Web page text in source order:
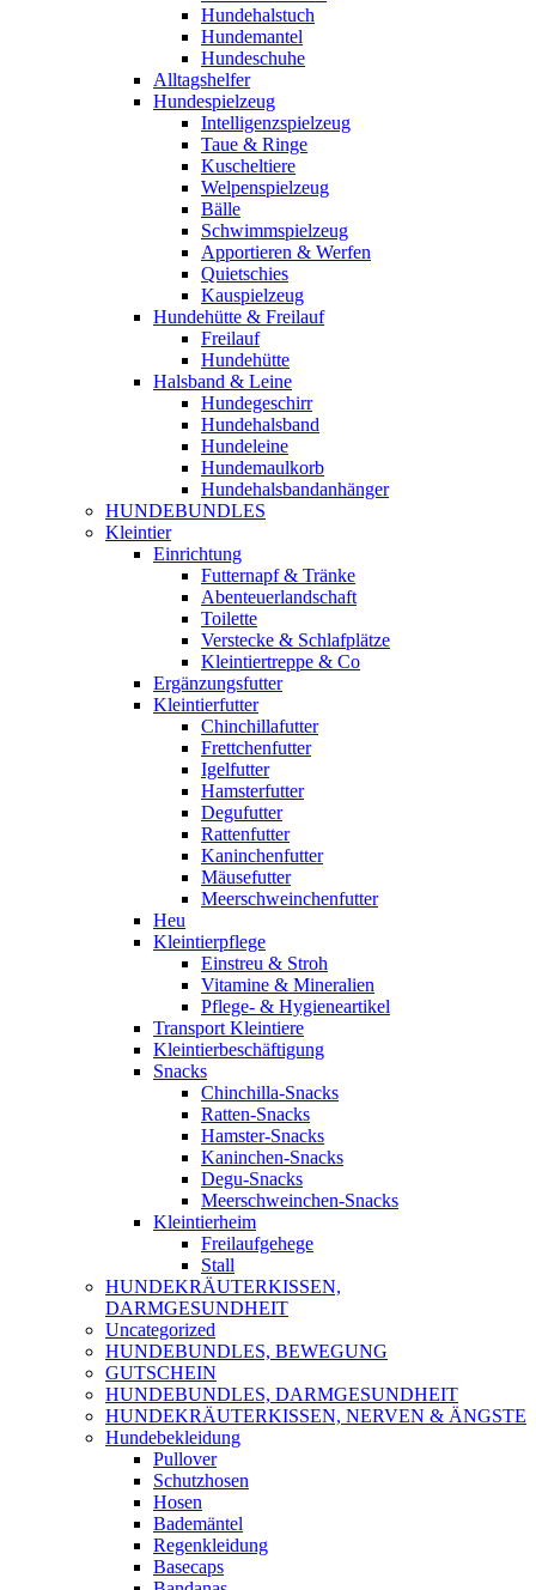
Hundehalstuch
Hundemantel
Hundeschuhe
Alltagshelfer
Hundespielzeug
Intelligenzspielzeug
Taue & Ringe
Kuscheltiere
Welpenspielzeug
Bälle
Schwimmspielzeug
Apportieren & Werfen
Quietschies
Kauspielzeug
Hundehütte & Freilauf
Freilauf
Hundehütte
Halsband & Leine
Hundegeschirr
Hundehalsband
Hundeleine
Hundemaulkorb
Hundehalsbandanhänger
HUNDEBUNDLES
Kleintier
Einrichtung
Futternapf & Tränke
Abenteuerlandschaft
Toilette
Verstecke & Schlafplätze
Kleintiertreppe & Co
Ergänzungsfutter
Kleintierfutter
Chinchillafutter
Frettchenfutter
Igelfutter
Hamsterfutter
Degufutter
Rattenfutter
Kaninchenfutter
Mäusefutter
Meerschweinchenfutter
Heu
Kleintierpflege
Einstreu & Stroh
Vitamine & Mineralien
Pflege- & Hygieneartikel
Transport Kleintiere
Kleintierbeschäftigung
Snacks
Chinchilla-Snacks
Ratten-Snacks
Hamster-Snacks
Kaninchen-Snacks
Degu-Snacks
Meerschweinchen-Snacks
Kleintierheim
Freilaufgehege
Stall
HUNDEKRÄUTERKISSEN,
DARMGESUNDHEIT
Uncategorized
HUNDEBUNDLES, BEWEGUNG
GUTSCHEIN
HUNDEBUNDLES, DARMGESUNDHEIT
HUNDEKRÄUTERKISSEN, NERVEN & ÄNGSTE
Hundebekleidung
Pullover
Schutzhosen
Hosen
Bademäntel
Regenkleidung
Basecaps